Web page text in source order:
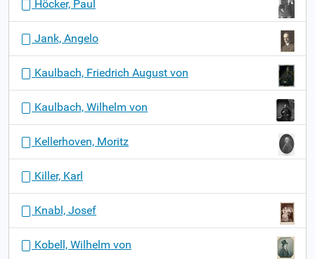
Höcker, Paul
Jank, Angelo
Kaulbach, Friedrich August von
Kaulbach, Wilhelm von
Kellerhoven, Moritz
Killer, Karl
Knabl, Josef
Kobell, Wilhelm von